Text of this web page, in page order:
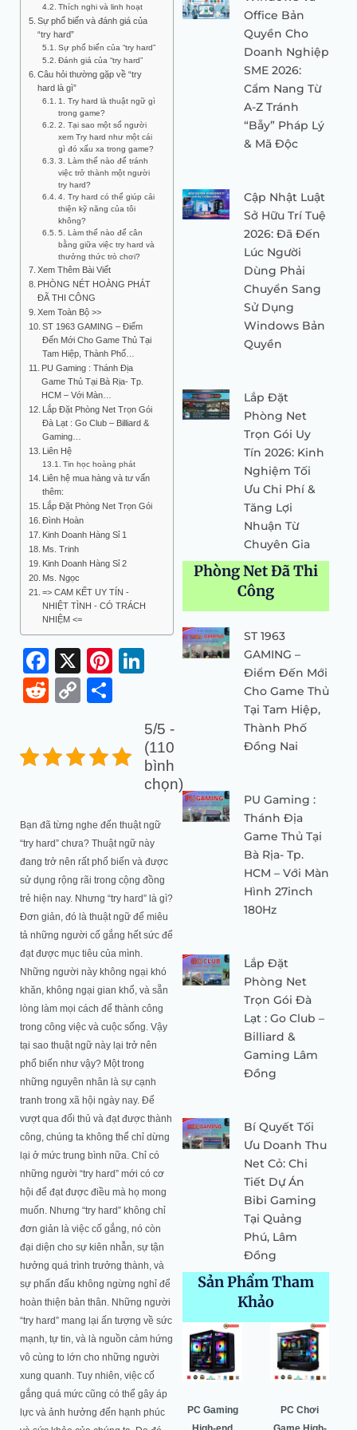
Thích nghi và linh hoạt
Sự phổ biến và đánh giá của
“try hard”
Sự phổ biến của “try hard”
Đánh giá của “try hard”
Câu hỏi thường gặp về “try
hard là gì”
1. Try hard là thuật ngữ gì
trong game?
2. Tại sao một số người
xem Try hard như một cái
gì đó xấu xa trong game?
3. Làm thế nào để tránh
việc trở thành một người
try hard?
4. Try hard có thể giúp cải
thiện kỹ năng của tôi
không?
5. Làm thế nào để cân
bằng giữa việc try hard và
thưởng thức trò chơi?
Xem Thêm Bài Viết
PHÒNG NÉT HOÀNG PHÁT
ĐÃ THI CÔNG
Xem Toàn Bộ >>
ST 1963 GAMING – Điểm
Đến Mới Cho Game Thủ Tại
Tam Hiệp, Thành Phố…
PU Gaming : Thánh Địa
Game Thủ Tại Bà Rịa- Tp.
HCM – Với Màn…
Lắp Đặt Phòng Net Trọn Gói
Đà Lạt : Go Club – Billiard &
Gaming…
Liên Hệ
Tin học hoàng phát
Liên hệ mua hàng và tư vấn
thêm:
Lắp Đặt Phòng Net Trọn Gói
Đình Hoàn
Kinh Doanh Hàng Sỉ 1
Ms. Trinh
Kinh Doanh Hàng Sỉ 2
Ms. Ngọc
=> CAM KẾT UY TÍN -
NHIỆT TÌNH - CÓ TRÁCH
NHIỆM <=
Facebook
X Pinterest
LinkedIn
RedditCopy
5/5 -
(110
bình
chọn)
Bạn đã từng nghe đến thuật ngữ
“try hard” chưa? Thuật ngữ này
đang trở nên rất phổ biến và được
sử dụng rộng rãi trong cộng đồng
trẻ hiện nay. Nhưng “try hard” là gì?
Đơn giản, đó là thuật ngữ để miêu
tả những người cố gắng hết sức để
đạt được mục tiêu của mình.
Những người này không ngại khó
khăn, không ngại gian khổ, và sẵn
lòng làm mọi cách để thành công
trong công việc và cuộc sống. Vậy
tại sao thuật ngữ này lại trở nên
phổ biến như vậy? Một trong
những nguyên nhân là sự cạnh
tranh trong xã hội ngày nay. Để
vượt qua đối thủ và đạt được thành
công, chúng ta không thể chỉ dừng
lại ở mức trung bình nữa. Chỉ có
những người “try hard” mới có cơ
hội để đạt được điều mà họ mong
muốn. Nhưng “try hard” không chỉ
đơn giản là việc cố gắng, nó còn
đại diện cho sự kiên nhẫn, sự tận
hưởng quá trình trưởng thành, và
sự phấn đấu không ngừng nghỉ để
hoàn thiện bản thân. Những người
“try hard” mang lại ấn tượng về sức
mạnh, tự tin, và là nguồn cảm hứng
vô cùng to lớn cho những người
xung quanh. Tuy nhiên, việc cố
gắng quá mức cũng có thể gây áp
lực và ảnh hưởng đến hạnh phúc
Office Bản
Quyền Cho
Doanh Nghiệp
SME 2026:
Cẩm Nang Từ
A-Z Tránh
“Bẫy” Pháp Lý
& Mã Độc
Cập Nhật Luật
Sở Hữu Trí Tuệ
2026: Đã Đến
Lúc Người
Dùng Phải
Chuyển Sang
Sử Dụng
Windows Bản
Quyền
Lắp Đặt
Phòng Net
Trọn Gói Uy
Tín 2026: Kinh
Nghiệm Tối
Ưu Chi Phí &
Tăng Lợi
Nhuận Từ
Chuyên Gia
Phòng Net Đã Thi
Công
ST 1963
GAMING –
Điểm Đến Mới
Cho Game Thủ
Tại Tam Hiệp,
Thành Phố
Đồng Nai
PU Gaming :
Thánh Địa
Game Thủ Tại
Bà Rịa- Tp.
HCM – Với Màn
Hình 27inch
180Hz
Lắp Đặt
Phòng Net
Trọn Gói Đà
Lạt : Go Club –
Billiard &
Gaming Lâm
Đồng
Bí Quyết Tối
Ưu Doanh Thu
Net Cỏ: Chi
Tiết Dự Án
Bibi Gaming
Tại Quảng
Phú, Lâm
Đồng
Sản Phẩm Tham
Khảo
PC Gaming
Pc Gaming
gốc
64.500.000 ₫.
Giá
tại
là:
60.987.000 ₫.
PC Gaming
Giá
gốc
là:
52.549.000 ₫.
Giá
hiện
tại
là:
50.443.000 ₫.
PC Chơi
Giá
gốc
là:
52.530.000 ₫.
Giá
hiện
tại
là: